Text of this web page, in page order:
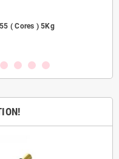
( Cores ) 5Kg